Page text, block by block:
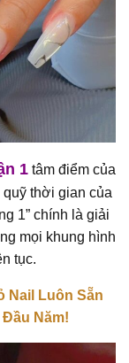
1 tâm điểm của
thời gian của
1” chính là giải
mọi khung hình
tục.
Nail Luôn Sẵn
Năm!